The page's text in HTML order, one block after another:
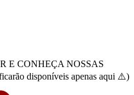
E CONHEÇA NOSSAS
disponíveis apenas aqui ⚠️)